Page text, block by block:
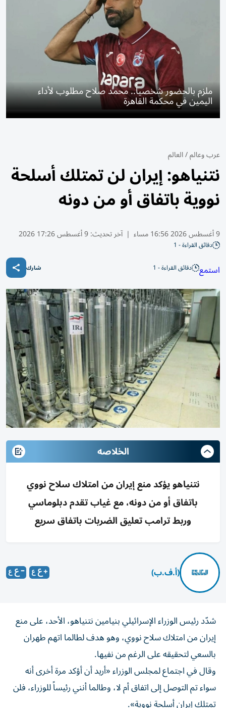
ملزم بالحضور شخصياً.. محمد صلاح مطلوب لأداء
اليمين في محكمة القاهرة
عرب وعالم/العالم
نتنياهو: إيران لن تمتلك أسلحة
نووية باتفاق أو من دونه
9 أغسطس 2026 16:56 مساء | آخر تحديث:9 أغسطس 17:26 2026
دقائق القراءة - 1
استمع دقائق القراءة - 1 شارك
الخلاصه
نتنياهو يؤكد منع إيران من امتلاك سلاح نووي
باتفاق أو من دونه، مع غياب تقدم دبلوماسي
وربط ترامب تعليق الضربات باتفاق سريع
(أ.ف.ب)
شدّد رئيس الوزراء الإسرائيلي بنيامين نتنياهو، الأحد، على منع
إيران من امتلاك سلاح نووي، وهو هدف لطالما اتهم طهران
بالسعي لتحقيقه على الرغم من نفيها.
وقال في اجتماع لمجلس الوزراء «أريد أن أؤكد مرة أخرى أنه
سواء تم التوصل إلى اتفاق أم لا، وطالما أنني رئيساً للوزراء، فلن
تمتلك إيران أسلحة نووية».